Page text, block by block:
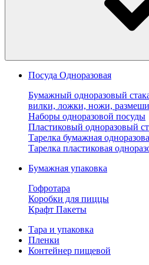
Посуда Одноразовая
Бумажный одноразовый
вилки, ложки, ножи,
Наборы одноразовой посуды
Пластиковый одноразовый
Тарелка бумажная
Тарелка пластиковая
Бумажная упаковка
Гофротара
Коробки для пиццы
Крафт Пакеты
Тара и упаковка
Пленки
Контейнер пищевой